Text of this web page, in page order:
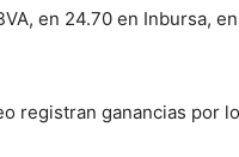
en 24.70 en Inbursa,
registran ganancias por